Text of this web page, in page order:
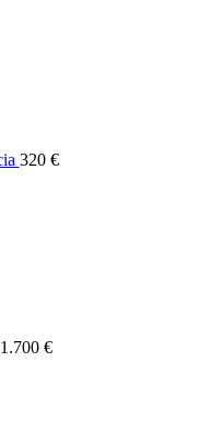
320 €
1.700 €